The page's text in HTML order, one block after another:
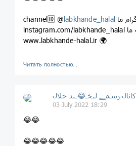
channel🆔 @labkhande_halal
instagram.com/labkhande_halal سایت ما 😉👇
www.labkhande-halal.ir 🌍
Читать полностью…
کانال رسمے لبخـ😂ـند حلال
03 July 2022 18:29
😂😂
😂😂😂😂😂